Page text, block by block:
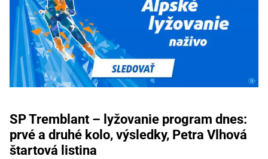
SP Tremblant – lyžovanie program dnes:
prvé a druhé kolo, výsledky, Petra Vlhová
štartová listina